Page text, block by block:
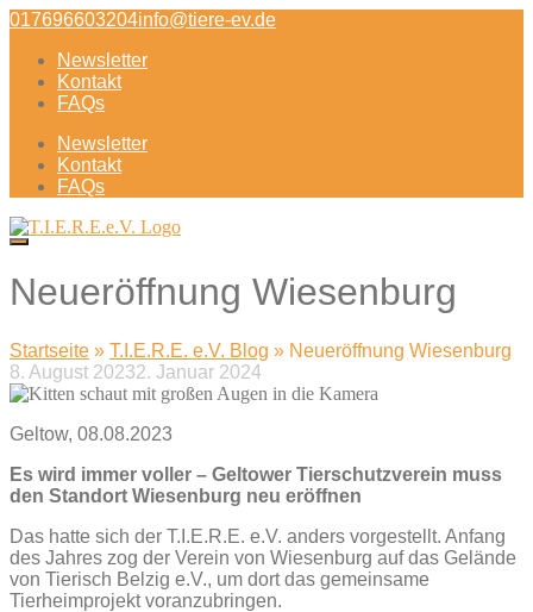
Direkt
Inhalt
017696603204info@tiere-ev.de
Newsletter
Kontakt
FAQs
Newsletter
Kontakt
FAQs
Neueröffnung Wiesenburg
Startseite » T.I.E.R.E. e.V. Blog » Neueröffnung Wiesenburg
8. August 20232. Januar 2024
Beitragsnavigation
Geltow, 08.08.2023
Es wird immer voller – Geltower Tierschutzverein muss
den Standort Wiesenburg neu eröffnen
Das hatte sich der T.I.E.R.E. e.V. anders vorgestellt. Anfang
des Jahres zog der Verein von Wiesenburg auf das Gelände
von Tierisch Belzig e.V., um dort das gemeinsame
Tierheimprojekt voranzubringen.